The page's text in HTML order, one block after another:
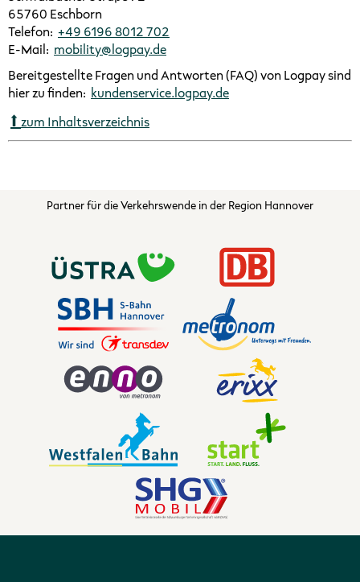
65760 Eschborn
Telefon: +49 6196 8012 702
E-Mail: mobility@logpay.de
Bereitgestellte Fragen und Antworten (FAQ) von Logpay sind
hier zu finden: kundenservice.logpay.de
zum Inhaltsverzeichnis
Partner für die Verkehrswende in der Region Hannover